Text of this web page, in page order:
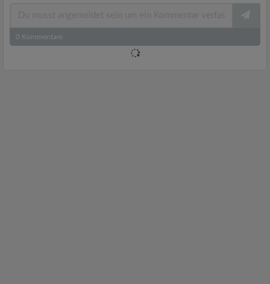
0 Kommentare